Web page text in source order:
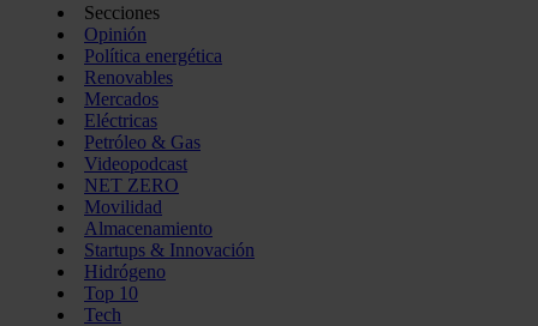
Secciones
Opinión
Política energética
Renovables
Mercados
Eléctricas
Petróleo & Gas
Videopodcast
NET ZERO
Movilidad
Almacenamiento
Startups & Innovación
Hidrógeno
Top 10
Tech